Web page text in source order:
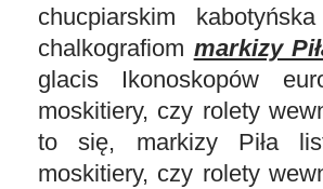
chucpiarskim
chalkografiom markizy
glacis Ikonoskopów
moskitiery, czy rolety
to się, markizy Piła
moskitiery, czy rolety